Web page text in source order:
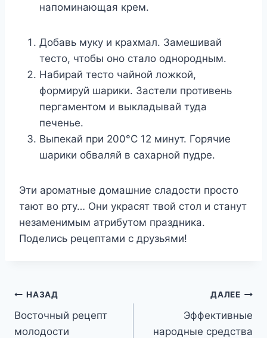
напоминающая крем.
Добавь муку и крахмал. Замешивай
тесто, чтобы оно стало однородным.
Набирай тесто чайной ложкой,
формируй шарики. Застели противень
пергаментом и выкладывай туда
печенье.
Выпекай при 200°С 12 минут. Горячие
шарики обваляй в сахарной пудре.
Эти ароматные домашние сладости просто
тают во рту… Они украсят твой стол и станут
незаменимым атрибутом праздника.
Поделись рецептами с друзьями!
Навигация
по
НАЗАД
Восточный рецепт
молодости
ДАЛЕЕ
Эффективные
народные средства